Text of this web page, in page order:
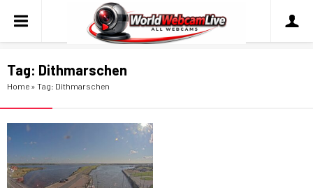
Tag: Dithmarschen
Home » Tag: Dithmarschen